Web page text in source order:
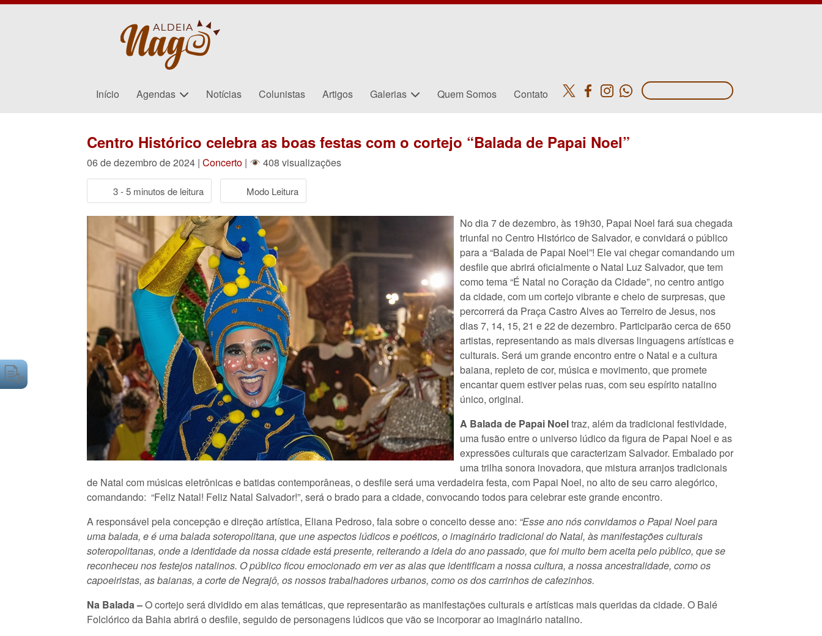
Início Agendas Notícias Colunistas Artigos Galerias Quem Somos Contato
Centro Histórico celebra as boas festas com o cortejo “Balada de Papai Noel”
06 de dezembro de 2024 | Concerto | 408 visualizações
3 - 5 minutos de leitura Modo Leitura
No dia 7 de dezembro, às 19h30, Papai Noel fará sua chegada
triunfal no Centro Histórico de Salvador, e convidará o público
para a “Balada de Papai Noel”! Ele vai chegar comandando um
desfile que abrirá oficialmente o Natal Luz Salvador, que tem
como tema “É Natal no Coração da Cidade”, no centro antigo
da cidade, com um cortejo vibrante e cheio de surpresas, que
percorrerá da Praça Castro Alves ao Terreiro de Jesus, nos
dias 7, 14, 15, 21 e 22 de dezembro. Participarão cerca de 650
artistas, representando as mais diversas linguagens artísticas e
culturais. Será um grande encontro entre o Natal e a cultura
baiana, repleto de cor, música e movimento, que promete
encantar quem estiver pelas ruas, com seu espírito natalino
único, original.
A Balada de Papai Noeltraz, além da tradicional festividade,
uma fusão entre o universo lúdico da figura de Papai Noel e as
expressões culturais que caracterizam Salvador. Embalado por
uma trilha sonora inovadora, que mistura arranjos tradicionais
de Natal com músicas eletrônicas e batidas contemporâneas, o desfile será uma verdadeira festa, com Papai Noel, no alto de seu carro alegórico,
comandando: “Feliz Natal! Feliz Natal Salvador!”, será o brado para a cidade, convocando todos para celebrar este grande encontro.
A responsável pela concepção e direção artística, Eliana Pedroso, fala sobre o conceito desse ano: “Esse ano nós convidamos o Papai Noel para
uma balada, e é uma balada soteropolitana, que une aspectos lúdicos e poéticos, o imaginário tradicional do Natal, às manifestações culturais
soteropolitanas, onde a identidade da nossa cidade está presente, reiterando a ideia do ano passado, que foi muito bem aceita pelo público, que se
reconheceu nos festejos natalinos. O público ficou emocionado em ver as alas que identificam a nossa cultura, a nossa ancestralidade, como os
capoeiristas, as baianas, a corte de Negrajô, os nossos trabalhadores urbanos, como os dos carrinhos de cafezinhos.
Na Balada –O cortejo será dividido em alas temáticas, que representarão as manifestações culturais e artísticas mais queridas da cidade. O Balé
Folclórico da Bahia abrirá o desfile, seguido de personagens lúdicos que vão se incorporar ao imaginário natalino.